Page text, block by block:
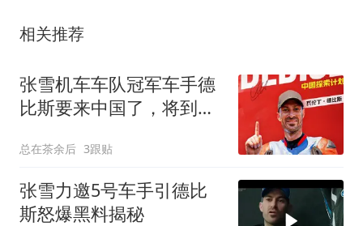
相关推荐
张雪机车车队冠军车手德
比斯要来中国了，将到四
总在茶余后 3跟贴
张雪力邀5号车手引德比
斯怒爆黑料揭秘